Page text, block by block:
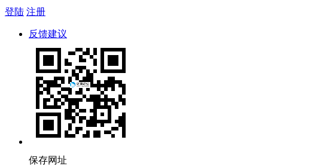
登陆 注册
反馈建议
保存网址